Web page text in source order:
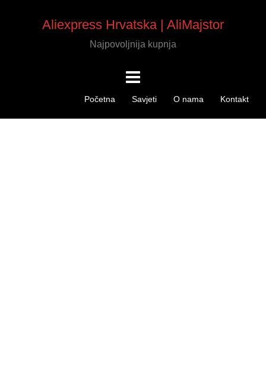
Aliexpress Hrvatska | AliMajstor
Najpovoljnija kupnja
Početna Savjeti O nama Kontakt